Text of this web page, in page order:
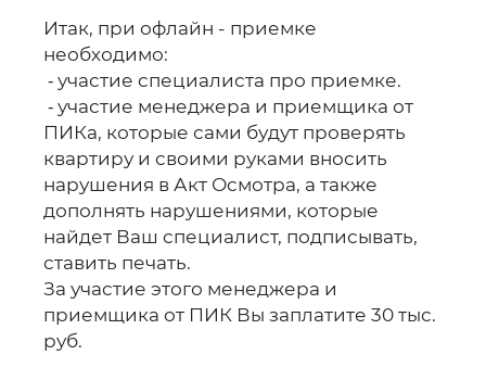
Итак, при офлайн - приемке
необходимо:
⁃ участие специалиста про приемке.
⁃ участие менеджера и приемщика от
ПИКа, которые сами будут проверять
квартиру и своими руками вносить
нарушения в Акт Осмотра, а также
дополнять нарушениями, которые
найдет Ваш специалист, подписывать,
ставить печать.
За участие этого менеджера и
приемщика от ПИК Вы заплатите 30 тыс.
руб.